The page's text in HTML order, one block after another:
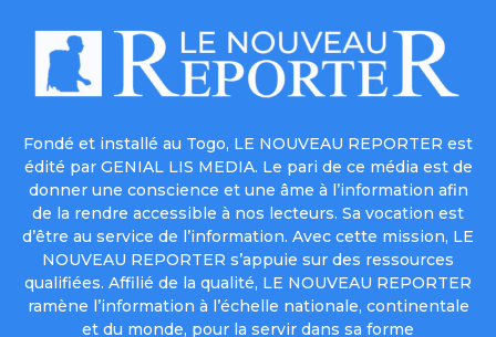
Fondé et installé au Togo, LE NOUVEAU REPORTER est
édité par GENIAL LIS MEDIA. Le pari de ce média est de
donner une conscience et une âme à l’information afin
de la rendre accessible à nos lecteurs. Sa vocation est
d’être au service de l’information. Avec cette mission, LE
NOUVEAU REPORTER s’appuie sur des ressources
qualifiées. Affilié de la qualité, LE NOUVEAU REPORTER
ramène l’information à l’échelle nationale, continentale
et du monde, pour la servir dans sa forme